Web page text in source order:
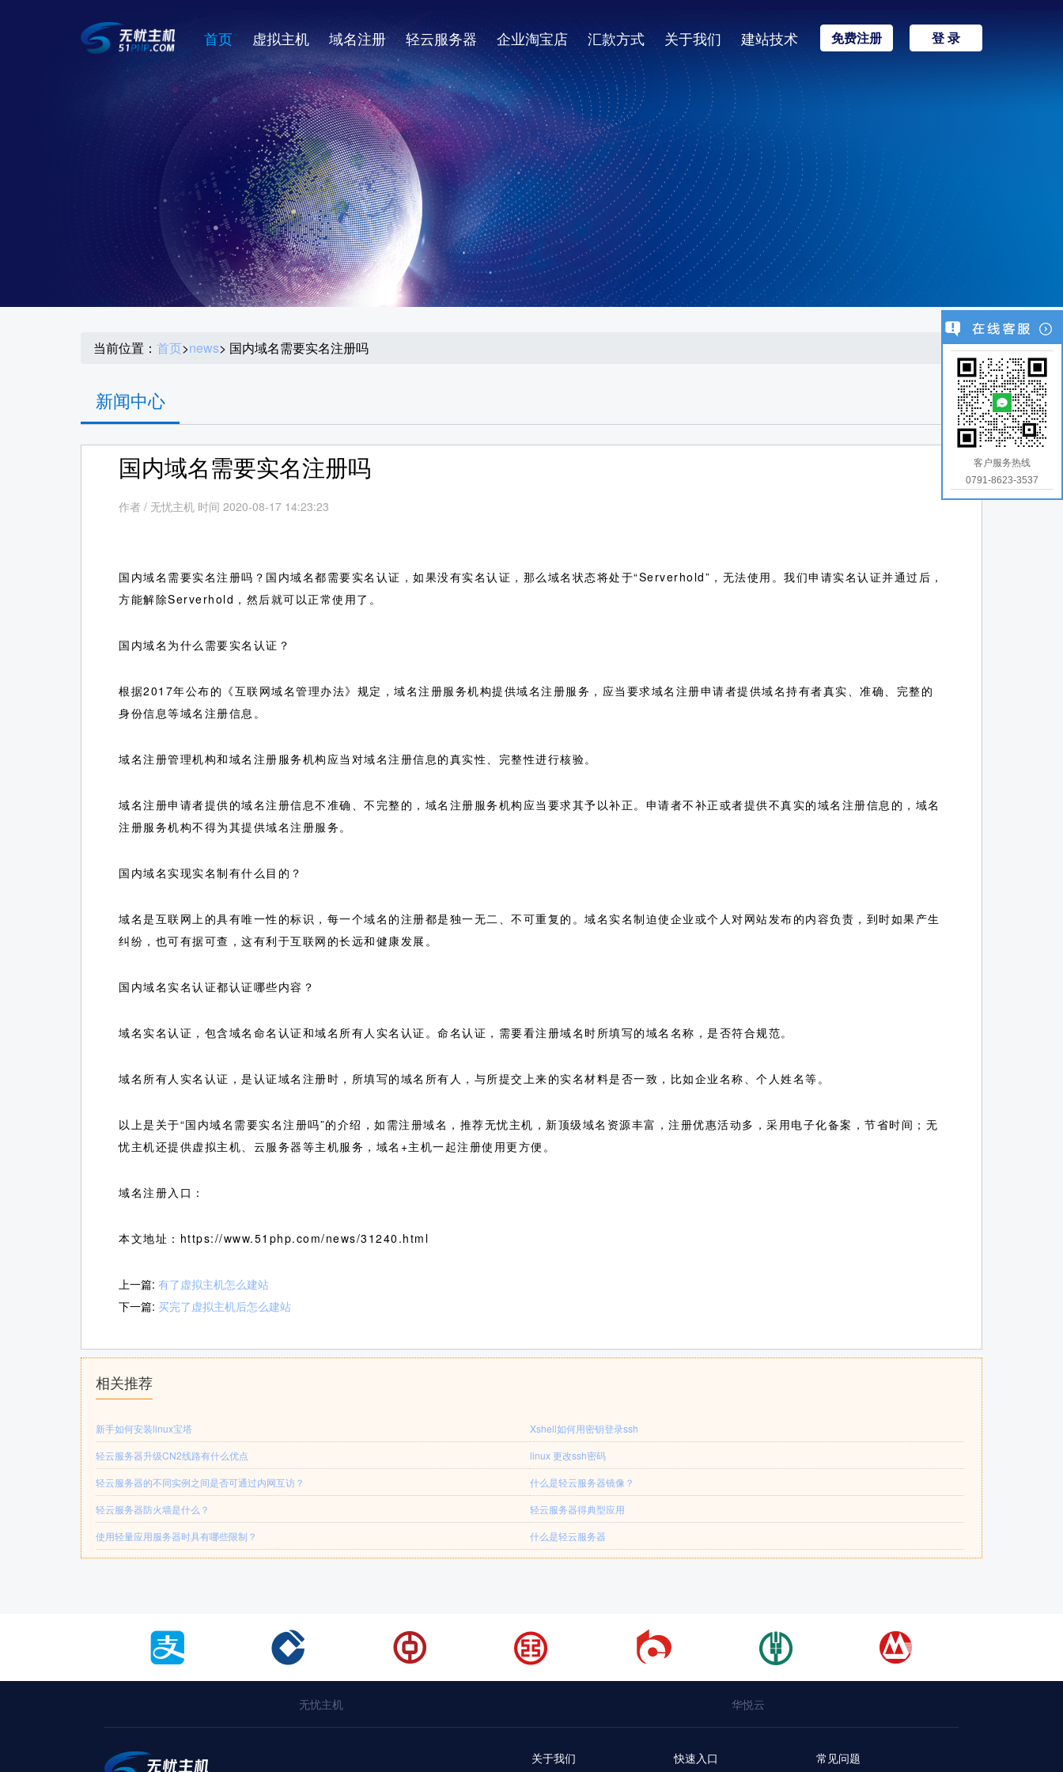
首页 虚拟主机 域名注册 轻云服务器 企业淘宝店 汇款方式 关于我们 建站技术 免费注册 登 录
当前位置： 首页>news> 国内域名需要实名注册吗
新闻中心
国内域名需要实名注册吗
作者 / 无忧主机 时间 2020-08-17 14:23:23
国内域名需要实名注册吗？国内域名都需要实名认证，如果没有实名认证，那么域名状态将处于“Serverhold”，无法使用。我们申请实名认证并通过后，
方能解除Serverhold，然后就可以正常使用了。
国内域名为什么需要实名认证？
根据2017年公布的《互联网域名管理办法》规定，域名注册服务机构提供域名注册服务，应当要求域名注册申请者提供域名持有者真实、准确、完整的
身份信息等域名注册信息。
域名注册管理机构和域名注册服务机构应当对域名注册信息的真实性、完整性进行核验。
域名注册申请者提供的域名注册信息不准确、不完整的，域名注册服务机构应当要求其予以补正。申请者不补正或者提供不真实的域名注册信息的，域名
注册服务机构不得为其提供域名注册服务。
国内域名实现实名制有什么目的？
域名是互联网上的具有唯一性的标识，每一个域名的注册都是独一无二、不可重复的。域名实名制迫使企业或个人对网站发布的内容负责，到时如果产生
纠纷，也可有据可查，这有利于互联网的长远和健康发展。
国内域名实名认证都认证哪些内容？
域名实名认证，包含域名命名认证和域名所有人实名认证。命名认证，需要看注册域名时所填写的域名名称，是否符合规范。
域名所有人实名认证，是认证域名注册时，所填写的域名所有人，与所提交上来的实名材料是否一致，比如企业名称、个人姓名等。
以上是关于“国内域名需要实名注册吗”的介绍，如需注册域名，推荐无忧主机，新顶级域名资源丰富，注册优惠活动多，采用电子化备案，节省时间；无
忧主机还提供虚拟主机、云服务器等主机服务，域名+主机一起注册使用更方便。
域名注册入口：
本文地址：https://www.51php.com/news/31240.html
上一篇: 有了虚拟主机怎么建站
下一篇: 买完了虚拟主机后怎么建站
相关推荐
新手如何安装linux宝塔
Xshell如何用密钥登录ssh
轻云服务器升级CN2线路有什么优点
linux 更改ssh密码
轻云服务器的不同实例之间是否可通过内网互访？
什么是轻云服务器镜像？
轻云服务器防火墙是什么？
轻云服务器得典型应用
使用轻量应用服务器时具有哪些限制？
什么是轻云服务器
无忧主机 华悦云
关于我们 快速入口 常见问题
客户服务热线
0791-8623-3537